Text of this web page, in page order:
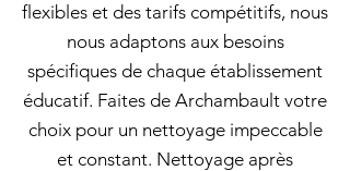
flexibles et des tarifs compétitifs, nous
nous adaptons aux besoins
spécifiques de chaque établissement
éducatif. Faites de Archambault votre
choix pour un nettoyage impeccable
et constant. Nettoyage après